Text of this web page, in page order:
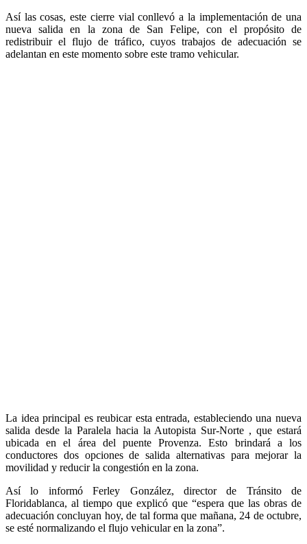
Así las cosas, este cierre vial conllevó a la implementación de una
nueva salida en la zona de San Felipe, con el propósito de
redistribuir el flujo de tráfico, cuyos trabajos de adecuación se
adelantan en este momento sobre este tramo vehicular.
La idea principal es reubicar esta entrada, estableciendo una nueva
salida desde la Paralela hacia la Autopista Sur-Norte , que estará
ubicada en el área del puente Provenza. Esto brindará a los
conductores dos opciones de salida alternativas para mejorar la
movilidad y reducir la congestión en la zona.
Así lo informó Ferley González, director de Tránsito de
Floridablanca, al tiempo que explicó que “espera que las obras de
adecuación concluyan hoy, de tal forma que mañana, 24 de octubre,
se esté normalizando el flujo vehicular en la zona”.